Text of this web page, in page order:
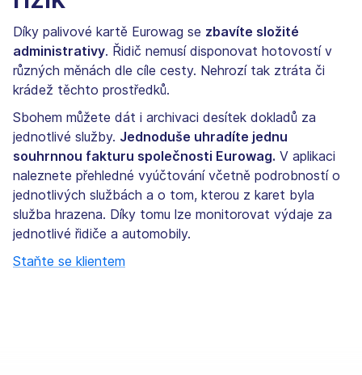
Díky palivové kartě Eurowag se zbavíte složité
administrativy. Řidič nemusí disponovat hotovostí v
různých měnách dle cíle cesty. Nehrozí tak ztráta či
krádež těchto prostředků.
Sbohem můžete dát i archivaci desítek dokladů za
jednotlivé služby. Jednoduše uhradíte jednu
souhrnnou fakturu společnosti Eurowag. V aplikaci
naleznete přehledné vyúčtování včetně podrobností o
jednotlivých službách a o tom, kterou z karet byla
služba hrazena. Díky tomu lze monitorovat výdaje za
jednotlivé řidiče a automobily.
Staňte se klientem